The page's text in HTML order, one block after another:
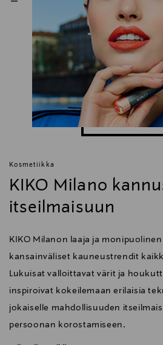
Kosmetiikka
KIKO Milano
itseilmaisuun
KIKO Milanon laaja ja
kansainväliset kauneustrendit
Lukuisat valloittavat värit ja
inspiroivat kokeilemaan erilaisia
jokaiselle mahdollisuuden
persoonan korostamiseen.